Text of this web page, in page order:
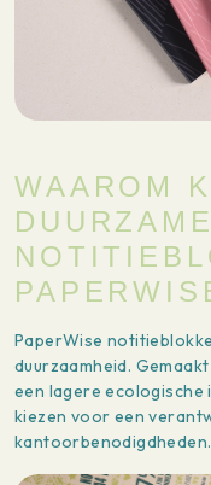
WAAROM
DUURZAME
PaperWise
duurzaamheid.
een lagere
kiezen voor een
kantoorbenodigdheden.